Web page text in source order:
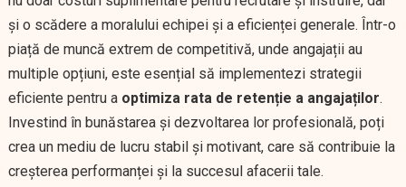
și o scădere a moralului echipei și a eficienței generale. Într-o
piață de muncă extrem de competitivă, unde angajații au
multiple opțiuni, este esențial să implementezi strategii
eficiente pentru a optimiza rata de retenție a angajaților.
Investind în bunăstarea și dezvoltarea lor profesională, poți
crea un mediu de lucru stabil și motivant, care să contribuie la
creșterea performanței și la succesul afacerii tale.